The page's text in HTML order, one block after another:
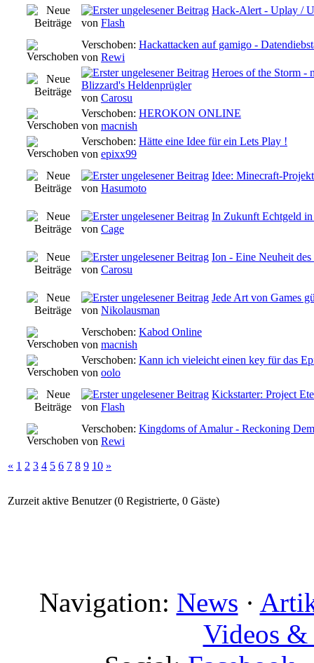
Hack-Alert - Uplay /
von Flash
Verschoben: Hackattacken auf gamigo -
von Rewi
Heroes of the Storm -
Blizzard's Heldenprügler
von Carosu
Verschoben: HEROKON ONLINE
von macnish
Verschoben: Hätte eine Idee für ein Lets Play !
von epixx99
Idee: Minecraft-Projekt
von Hasumoto
In Zukunft Echtgeld
von Cage
Ion - Eine Neuheit
von Carosu
Jede Art von Games
von Nikolausman
Verschoben: Kabod Online
von macnish
Verschoben: Kann ich vieleicht einen key für das
von oolo
Kickstarter: Project
von Flash
Verschoben: Kingdoms of Amalur - Reckoning
von Rewi
« 1 2 3 4 5 6 7 8 9 10 »
Zurzeit aktive Benutzer (0 Registrierte, 0 Gäste)
Navigation: News ·
Videos